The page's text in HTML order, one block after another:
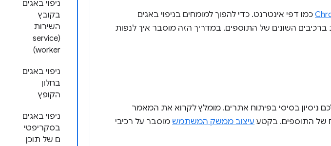
ניפוי באגים
בקובץ
השירות
(service
worker)
ניפוי באגים
בחלון
הקופץ
ניפוי באגים
בסקריפטי
ם של תוכן
כמו דפי אינטרנט. כדי להפוך למומחים בניפוי באגים
ברכיבים השונים של התוספים. במדריך הזה מוסבר איך לנפות
ניסיון בסיסי בפיתוח אתרים. מומלץ לקרוא את המאמר
של התוספים. בקטע עיצוב ממשק המשתמש מוסבר על רכיבי